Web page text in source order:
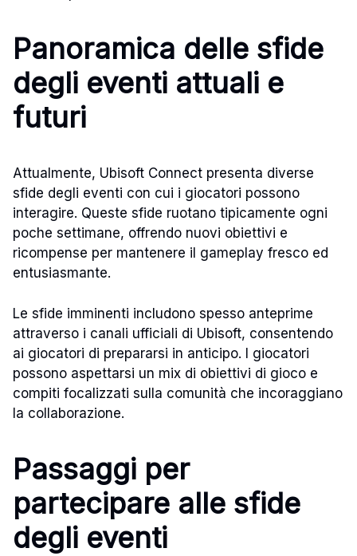
Panoramica delle sfide
degli eventi attuali e
futuri
Attualmente, Ubisoft Connect presenta diverse
sfide degli eventi con cui i giocatori possono
interagire. Queste sfide ruotano tipicamente ogni
poche settimane, offrendo nuovi obiettivi e
ricompense per mantenere il gameplay fresco ed
entusiasmante.
Le sfide imminenti includono spesso anteprime
attraverso i canali ufficiali di Ubisoft, consentendo
ai giocatori di prepararsi in anticipo. I giocatori
possono aspettarsi un mix di obiettivi di gioco e
compiti focalizzati sulla comunità che incoraggiano
la collaborazione.
Passaggi per
partecipare alle sfide
degli eventi